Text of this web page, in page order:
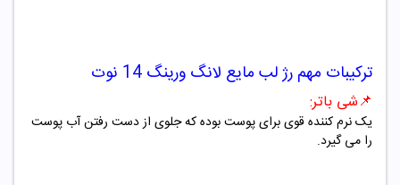
ترکیبات مهم رژ لب مایع لانگ ورینگ 14 نوت
📌شی باتر:
یک نرم کننده قوی برای پوست بوده که جلوی از دست رفتن آب پوست
را می گیرد.